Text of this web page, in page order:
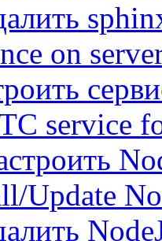
on
service
Update